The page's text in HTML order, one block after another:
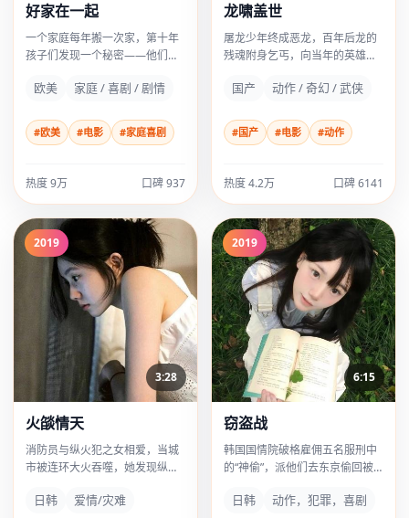
好家在一起
一个家庭每年搬一次家，第十年
孩子们发现一个秘密——他们不
欧美 家庭 / 喜剧 / 剧情
#欧美 #电影 #家庭喜剧
热度 9万 口碑 937
龙啸盖世
屠龙少年终成恶龙，百年后龙的
残魂附身乞丐，向当年的英雄血
国产 动作 / 奇幻 / 武侠
#国产 #电影 #动作
热度 4.2万 口碑 6141
2019
3:28
火燄情天
消防员与纵火犯之女相爱，当城
市被连环大火吞噬，她发现纵火
日韩 爱情/灾难
2019
6:15
窃盗战
韩国国情院破格雇佣五名服刑中
的“神偷”，派他们去东京偷回被
日韩 动作，犯罪，喜剧